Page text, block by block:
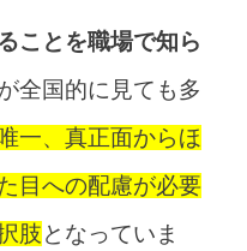
ことを職場で知ら
全国的に見ても多
一、真正面からほ
目への配慮が必要
肢となっていま